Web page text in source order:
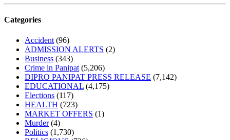
Categories
Accident (96)
ADMISSION ALERTS (2)
Business (343)
Crime in Panipat (5,206)
DIPRO PANIPAT PRESS RELEASE (7,142)
EDUCATIONAL (4,175)
Elections (117)
HEALTH (723)
MARKET OFFERS (1)
Murder(4)
Politics (1,730)